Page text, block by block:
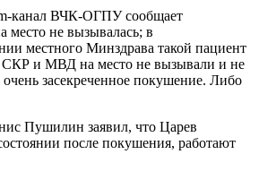
канал ВЧК-ОГПУ сообщает
место не вызывалась; в
местного Минздрава такой пациент
СКР и МВД на место не вызывали и не
засекреченное покушение. Либо
Пушилин заявил, что Царев
после покушения, работают